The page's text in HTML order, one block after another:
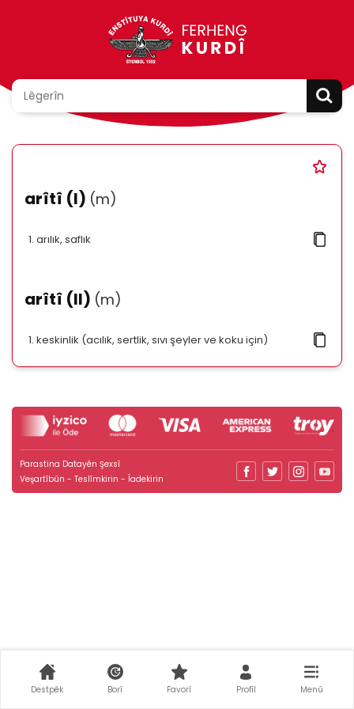
arîtî (I) (m)
arılık, saflık
arîtî (II) (m)
keskinlik (acılık, sertlik, sıvı şeyler ve koku için)
Parastina Datayên Şexsî
Veşartîbûn - Teslîmkirin - Îadekirin
Destpêk Borî Favorî Profîl Menû